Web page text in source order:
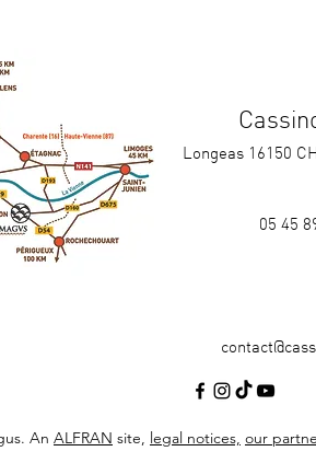
Longeas 16150
05 45
An ALFRAN site, legal notices, our